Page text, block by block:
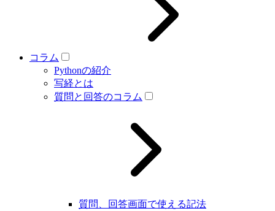
コラム
Pythonの紹介
写経とは
質問と回答のコラム
質問、回答画面で使える記法